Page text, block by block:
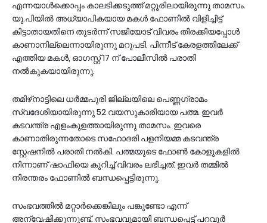
എന്നയാള്‍ക്കൊപ്പം കാലടിക്കടുത്ത് മറ്റൂരിലായിരുന്നു താമസം.
യു.പിയില്‍ അധ്യാപികയായ മകള്‍ ഫോണില്‍ വിളിച്ചിട്ട്
കിട്ടാതായതിനെ തുടര്‍ന്ന് സജിയോട് വിവരം തിരക്കിയപ്പോള്‍
കാണാനില്ലെന്നായിരുന്നു മറുപടി. പിന്നീട് കേരളത്തിലേക്ക്
എത്തിയ മകള്‍, ഓഗസ്റ്റ് 17 ന് പോലീസില്‍ പരാതി
നല്‍കുകയായിരുന്നു.
തമിഴ്‌നാട്ടിലെ ധര്‍മ്മപുരി ജില്ലയിലെ പെണ്ണഗ്രാമം
സ്വദേശിയായിരുന്നു 52 വയസുകാരിയായ പത്മ. ഇവര്‍
കടവന്ത്ര എളംകുളത്തായിരുന്നു താമസം. ഇവരെ
കാണാതിരുന്നതോടെ സഹോദരി പളനിയമ്മ കടവന്ത്ര
സ്റ്റേഷനില്‍ പരാതി നല്‍കി. പത്മയുടെ ഫോണ്‍ കോളുകളില്‍
നിന്നാണ് ഷാഫിയെ കുറിച്ച് വിവരം ലഭിച്ചത്. ഇവര്‍ തമ്മില്‍
നിരന്തരം ഫോണിൽ ബന്ധപ്പെട്ടിരുന്നു.
സംഭവത്തിൽ മറ്റാർക്കെങ്കിലും പങ്കുണ്ടോ എന്ന്
അന്വേഷിക്കുന്നുണ്ട്. സംഭവവുമായി ബന്ധപ്പെട്ട് പറവൂർ